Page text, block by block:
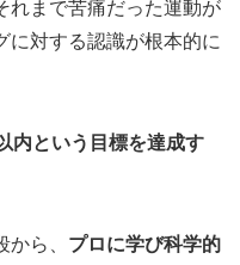
れまで苦痛だった運動が
に対する認識が根本的に
内という目標を達成す
から、 プロに学び科学的